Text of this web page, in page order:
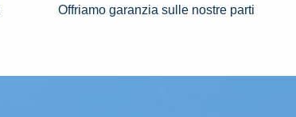
Offriamo garanzia sulle nostre parti